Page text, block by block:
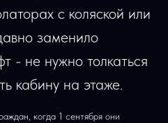
с коляской или
заменило
- не нужно толкаться
кабину на этаже.
когда 1 сентября они